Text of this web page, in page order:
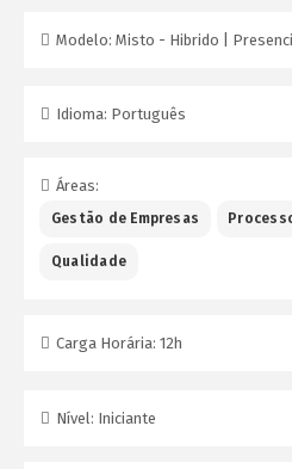
Modelo: Misto - Hibrido |
Idioma: Português
Áreas:
Gestão de Empresas
Qualidade
Carga Horária: 12h
Nível: Iniciante